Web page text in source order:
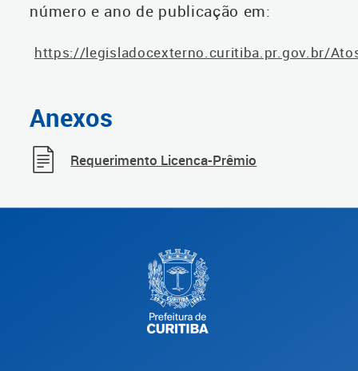
número e ano de publicação em:
https://legisladocexterno.curitiba.pr.gov.br/
Anexos
Requerimento Licenca-Prêmio